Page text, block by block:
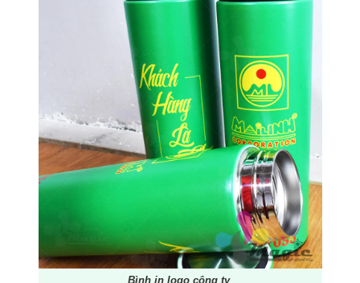
Bình in logo công ty